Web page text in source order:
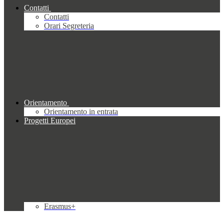
Contatti
Contatti
Orari Segreteria
Orientamento
Orientamento in entrata
Progetti Europei
Erasmus+